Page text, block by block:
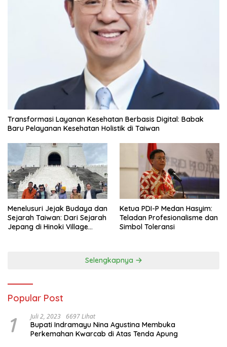
Transformasi Layanan Kesehatan Berbasis Digital: Babak
Baru Pelayanan Kesehatan Holistik di Taiwan
Menelusuri Jejak Budaya dan
Sejarah Taiwan: Dari Sejarah
Jepang di Hinoki Village
Ketua PDI-P Medan Hasyim:
Teladan Profesionalisme dan
Simbol Toleransi
Selengkapnya
Popular Post
1 Juli 2, 2023 6697 Lihat
Bupati Indramayu Nina Agustina Membuka
Perkemahan Kwarcab di Atas Tenda Apung